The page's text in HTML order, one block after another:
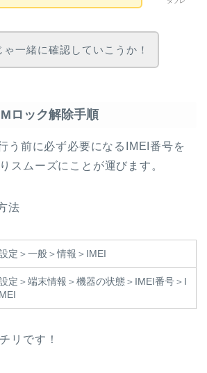
ゃ一緒に確認していこうか！
ロック解除手順
う前に必ず必要になるIMEI番号を
スムーズにことが運びます。
法
定＞一般＞情報＞IMEI
定＞端末情報＞機器の状態＞IMEI番号＞I
MEI
リです！